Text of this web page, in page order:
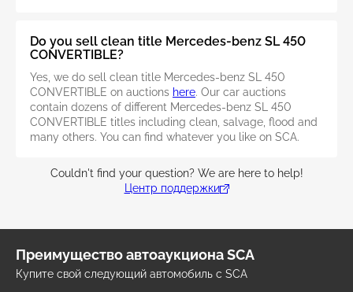
Do you sell clean title Mercedes-benz SL 450
CONVERTIBLE?
Yes, we do sell clean title Mercedes-benz SL 450
CONVERTIBLE on auctions here. Our car auctions
contain dozens of different Mercedes-benz SL 450
CONVERTIBLE titles including clean, salvage, flood and
many others. You can find whatever you like on SCA.
Couldn't find your question? We are here to help!
Центр поддержки
Преимущество автоаукциона SCA
Купите свой следующий автомобиль с SCA